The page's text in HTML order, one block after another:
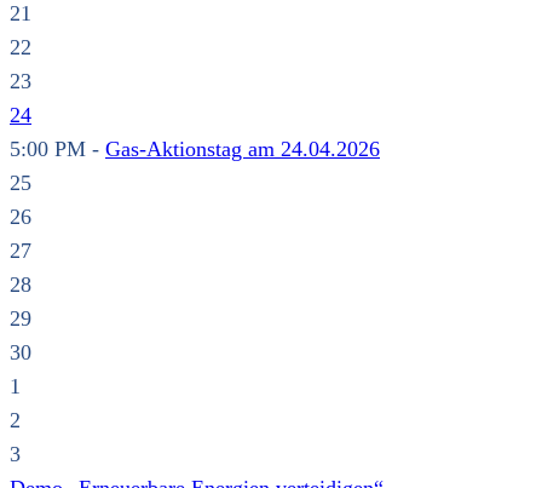
21
22
23
24
5:00 PM - Gas-Aktionstag am 24.04.2026
25
26
27
28
29
30
1
2
3